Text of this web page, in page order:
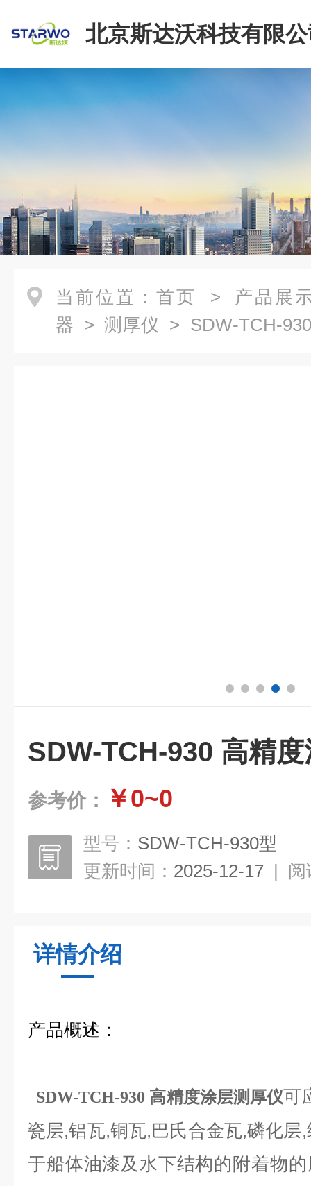
北京斯达沃科技有限
当前位置： 首页 > 产品展
器 > 测厚仪 > SDW-TCH-
SDW-TCH-930 高精
参考价： ￥0~0
型号： SDW-TCH-930型
更新时间： 2025-12-17 | 阅
详情介绍
产品概述：
SDW-TCH-930 高精度涂层测厚仪可
瓷层,铝瓦,铜瓦,巴氏合金瓦,磷化层,
于船体油漆及水下结构的附着物